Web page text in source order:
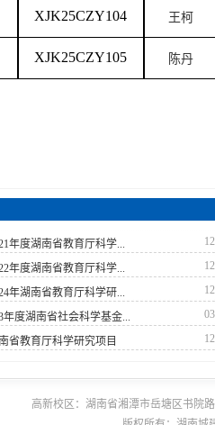
XJK25CZY104 王柯
XJK25CZY105 陈丹
年度湖南省教育厅科学...
年度湖南省教育厅科学...
年湖南省教育厅科学研...
年度湖南省社会科学基金...
省教育厅科学研究项目
高新校区：湖南省湘潭市岳塘区书